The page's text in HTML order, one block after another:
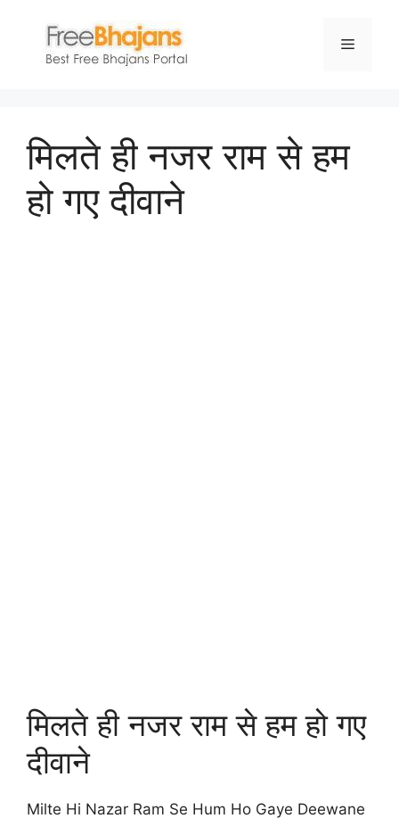
content
Menu
मिलते ही नजर राम से हम
हो गए दीवाने
मिलते ही नजर राम से हम हो गए
दीवाने
Milte Hi Nazar Ram Se Hum Ho Gaye Deewane